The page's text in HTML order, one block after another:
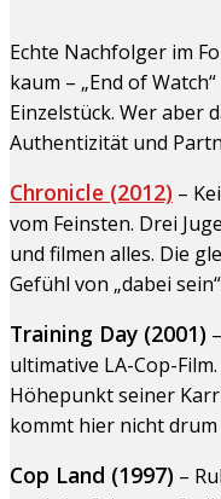
Echte Nachfolger im
kaum – „End of
Einzelstück. Wer aber
Authentizität und
Chronicle (2012) –
vom Feinsten. Drei
und filmen alles. Die
Gefühl von „dabei
Training Day (2001)
ultimative LA-Cop-
Höhepunkt seiner
kommt hier nicht drum
Cop Land (1997) –